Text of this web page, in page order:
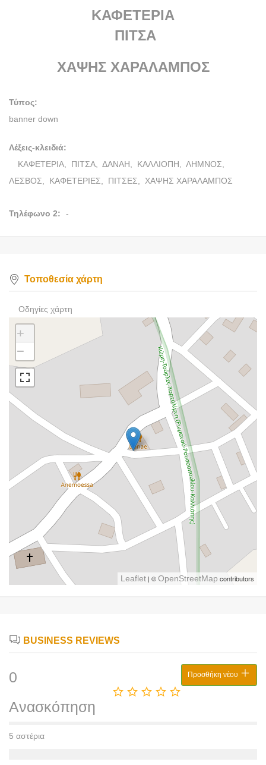
ΚΑΦΕΤΕΡΙΑ
ΠΙΤΣΑ
ΧΑΨΗΣ ΧΑΡΑΛΑΜΠΟΣ
Τύπος:
banner down
Λέξεις-κλειδιά:
ΚΑΦΕΤΕΡΙΑ,
ΠΙΤΣΑ, ΔΑΝΑΗ, ΚΑΛΛΙΟΠΗ,
ΛΗΜΝΟΣ,
ΛΕΣΒΟΣ,
ΚΑΦΕΤΕΡΙΕΣ, ΠΙΤΣΕΣ, ΧΑΨΗΣ ΧΑΡΑΛΑΜΠΟΣ
Τηλέφωνο 2: -
Τοποθεσία χάρτη
Οδηγίες χάρτη
+
−
Leaflet | ©OpenStreetMap contributors
BUSINESS REVIEWS
0
Ανασκόπηση
Προσθήκη νέου
5 αστέρια